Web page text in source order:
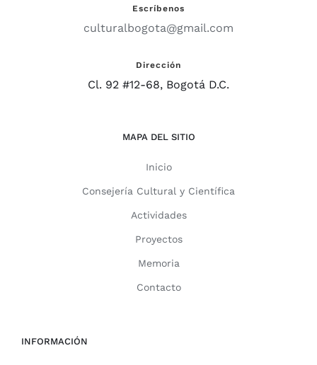
Escríbenos
culturalbogota@gmail.com
Dirección
Cl. 92 #12-68, Bogotá D.C.
MAPA DEL SITIO
Inicio
Consejería Cultural y Científica
Actividades
Proyectos
Memoria
Contacto
INFORMACIÓN